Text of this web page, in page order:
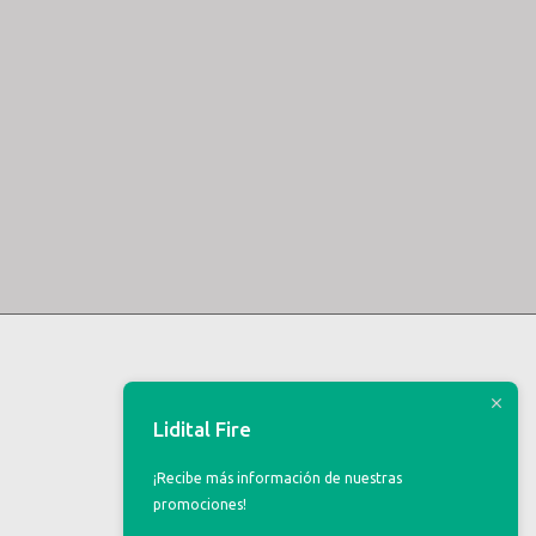
Lidital Fire
¡Recibe más información de nuestras
promociones!